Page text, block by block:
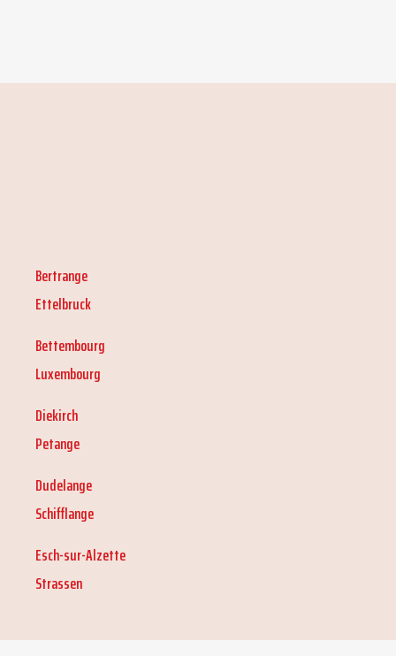
Bertrange
Ettelbruck
Bettembourg
Luxembourg
Diekirch
Petange
Dudelange
Schifflange
Esch-sur-Alzette
Strassen